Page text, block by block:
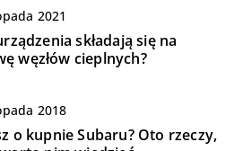
2021
składają się na
węzłów cieplnych?
2018
o kupnie Subaru? Oto rzeczy,